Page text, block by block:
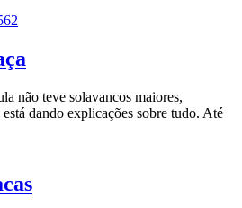
não teve solavancos maiores,
dando explicações sobre tudo. Até